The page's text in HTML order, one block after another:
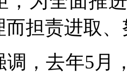
而担责进取
去年5月，